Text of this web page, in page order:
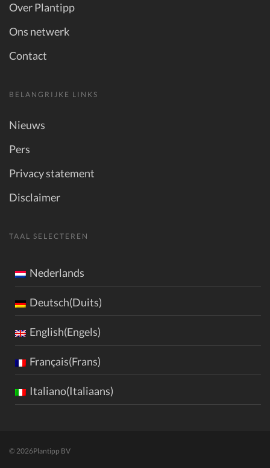
Over Plantipp
Ons netwerk
Contact
BELANGRIJKE LINKS
Nieuws
Pers
Privacy statement
Disclaimer
TAAL SELECTEREN
Nederlands
Deutsch(Duits)
English(Engels)
Français(Frans)
Italiano(Italiaans)
© 2026Plantipp BV